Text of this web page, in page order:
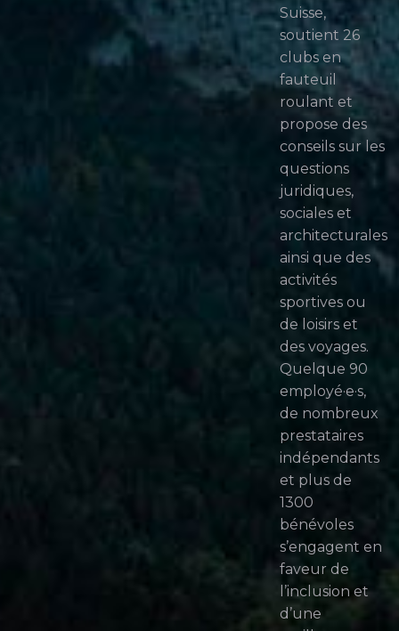
Suisse,
soutient 26
clubs en
fauteuil
roulant et
propose des
conseils sur les
questions
juridiques,
sociales et
architecturales
ainsi que des
activités
sportives ou
de loisirs et
des voyages.
Quelque 90
employé·e·s,
de nombreux
prestataires
indépendants
et plus de
1300
bénévoles
s’engagent en
faveur de
l’inclusion et
d’une